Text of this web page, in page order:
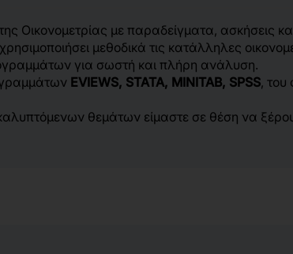
Οικονομετρίας με παραδείγματα,
μεθοδικά τις κατάλληλες
για σωστή και πλήρη ανάλυση.
EVIEWS, STATA, MINITAB, SPSS, του
θεμάτων είμαστε σε θέση να